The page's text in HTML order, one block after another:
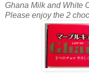
Ghana Milk and White
Please enjoy the 2